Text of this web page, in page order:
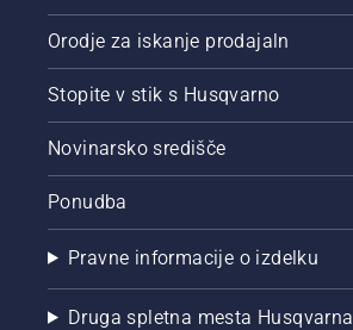
Orodje za iskanje prodajaln
Stopite v stik s Husqvarno
Novinarsko središče
Ponudba
Pravne informacije o izdelku
Druga spletna mesta Husqvarna